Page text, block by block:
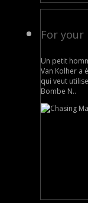
For
Un petit
Van Kolher a
qui veut
Bombe N..